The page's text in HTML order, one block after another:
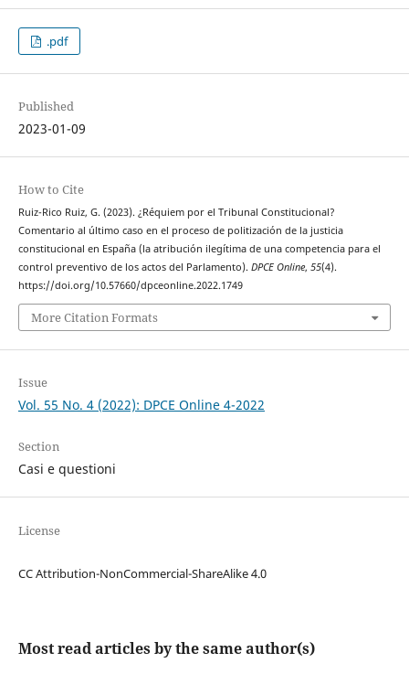
.pdf
Published
2023-01-09
How to Cite
Ruiz-Rico Ruiz, G. (2023). ¿Réquiem por el Tribunal Constitucional?
Comentario al último caso en el proceso de politización de la justicia
constitucional en España (la atribución ilegítima de una competencia para el
control preventivo de los actos del Parlamento). DPCE Online, 55(4).
https://doi.org/10.57660/dpceonline.2022.1749
More Citation Formats
Issue
Vol. 55 No. 4 (2022): DPCE Online 4-2022
Section
Casi e questioni
License
CC Attribution-NonCommercial-ShareAlike 4.0
Most read articles by the same author(s)